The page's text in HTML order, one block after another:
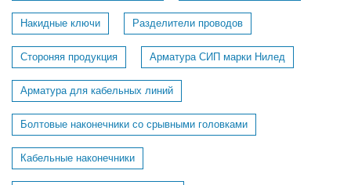
Накидные ключи Разделители проводов
Стороняя продукция Арматура СИП марки Нилед
Арматура для кабельных линий
Болтовые наконечники со срывными головками
Кабельные наконечники